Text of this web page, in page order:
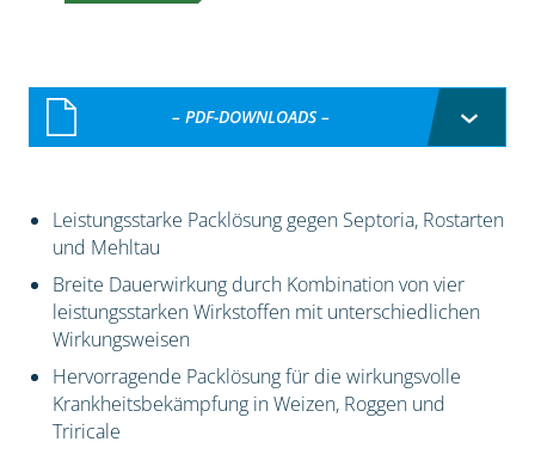
– PDF-DOWNLOADS –
Leistungsstarke Packlösung gegen Septoria, Rostarten
und Mehltau
Breite Dauerwirkung durch Kombination von vier
leistungsstarken Wirkstoffen mit unterschiedlichen
Wirkungsweisen
Hervorragende Packlösung für die wirkungsvolle
Krankheitsbekämpfung in Weizen, Roggen und
Triricale